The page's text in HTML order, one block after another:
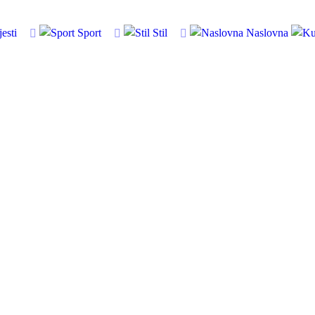
Sport Stil Naslovna